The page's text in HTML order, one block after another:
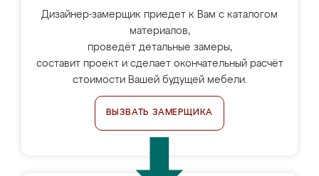
Дизайнер-замерщик приедет к Вам с каталогом
материалов,
проведёт детальные замеры,
составит проект и сделает окончательный расчёт
стоимости Вашей будущей мебели.
ВЫЗВАТЬ ЗАМЕРЩИКА